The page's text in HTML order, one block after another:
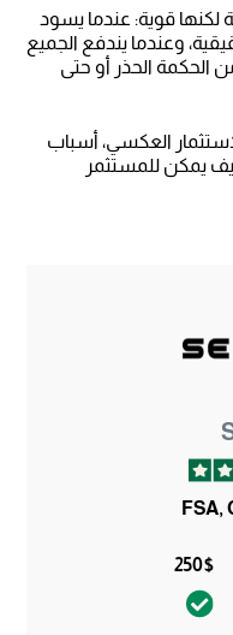
قوية: عندما يسود
وعندما يندفع الجميع
الحكمة الحذر أو حتى
العكسي، أسباب
وكيف يمكن للمستثمر
FSA,
250$